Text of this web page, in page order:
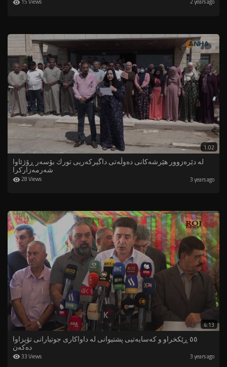
1:02
لە دێرەزوور هێرشەكانی دەوڵەتی داگیركەریی تورك بۆسەر ڕۆژئاوا
شەرمەزاركرا
28 Views 3 years ago
4:13
٥٥ ڕێکخراو و کەسایەتیی پشتیوانی لە داواکاری جوتیارانی تۆپزاوا
دەکەن
33 Views 3 years ago